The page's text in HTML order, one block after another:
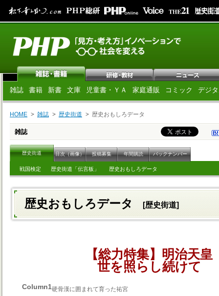
雑誌 書籍 新書 文庫 児童書・ＹＡ 家庭通販 コミック デジ
HOME 雑誌 歴史街道 歴史おもしろデータ
雑誌
歴史街道 目次（画像） 投稿募集 年間購読 バックナンバー
戦国検定 歴史街道「伝言板」 歴史おもしろデータ
歴史おもしろデータ [歴史街道]
【総力特集】明治天皇
世を照らし続けて
Column1硬骨漢に囲まれて育った祐宮